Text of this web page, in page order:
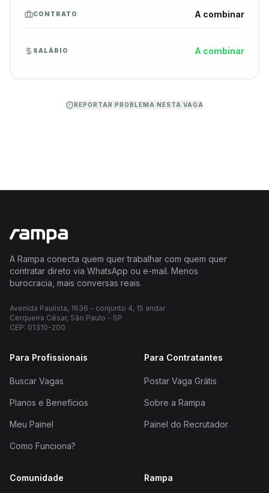
CONTRATO A combinar
SALÁRIO A combinar
REPORTAR PROBLEMA NESTA VAGA
A Rampa conecta quem quer trabalhar com quem quer
contratar direto via WhatsApp ou e-mail. Menos
burocracia, mais conversas reais.
Avenida Paulista, 1636 - conjunto 4, 15 andar
Cerqueira César, São Paulo - SP
CEP: 01310-200
Para Profissionais
Buscar Vagas
Planos e Benefícios
Meu Painel
Como Funciona?
Para Contratantes
Postar Vaga Grátis
Sobre a Rampa
Painel do Recrutador
Comunidade Rampa